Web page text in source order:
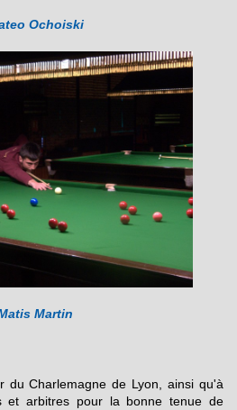
Ochoiski
Martin
du Charlemagne de Lyon, ainsi qu'à
et arbitres pour la bonne tenue de